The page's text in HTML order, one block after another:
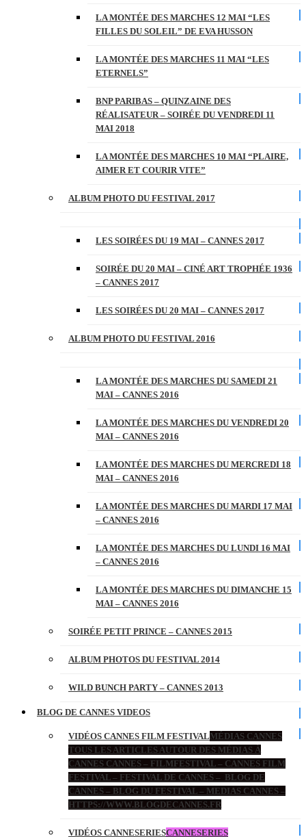
LA MONTÉE DES MARCHES 12 MAI “LES
FILLES DU SOLEIL” DE EVA HUSSON
LA MONTÉE DES MARCHES 11 MAI “LES
ETERNELS”
BNP PARIBAS – QUINZAINE DES
RÉALISATEUR – SOIRÉE DU VENDREDI 11
MAI 2018
LA MONTÉE DES MARCHES 10 MAI “PLAIRE,
AIMER ET COURIR VITE”
ALBUM PHOTO DU FESTIVAL 2017
LES SOIRÉES DU 19 MAI – CANNES 2017
SOIRÉE DU 20 MAI – CINÉ ART TROPHÉE 1936
– CANNES 2017
LES SOIRÉES DU 20 MAI – CANNES 2017
ALBUM PHOTO DU FESTIVAL 2016
LA MONTÉE DES MARCHES DU SAMEDI 21
MAI – CANNES 2016
LA MONTÉE DES MARCHES DU VENDREDI 20
MAI – CANNES 2016
LA MONTÉE DES MARCHES DU MERCREDI 18
MAI – CANNES 2016
LA MONTÉE DES MARCHES DU MARDI 17 MAI
– CANNES 2016
LA MONTÉE DES MARCHES DU LUNDI 16 MAI
– CANNES 2016
LA MONTÉE DES MARCHES DU DIMANCHE 15
MAI – CANNES 2016
SOIRÉE PETIT PRINCE – CANNES 2015
ALBUM PHOTOS DU FESTIVAL 2014
WILD BUNCH PARTY – CANNES 2013
BLOG DE CANNES VIDEOS
VIDÉOS CANNES FILM FESTIVALMÉDIAS CANNES
TOUS LES ARTICLES AUTOUR DES MÉDIAS À
CANNES CANNES – FILMFESTIVAL – CANNES FILM
FESTIVAL – FESTIVAL DE CANNES – BLOG DE
CANNES – BLOG DU FESTIVAL – MEDIAS CANNES –
HTTPS://WWW.BLOGDECANNES.FR
VIDÉOS CANNESERIESCANNESERIES